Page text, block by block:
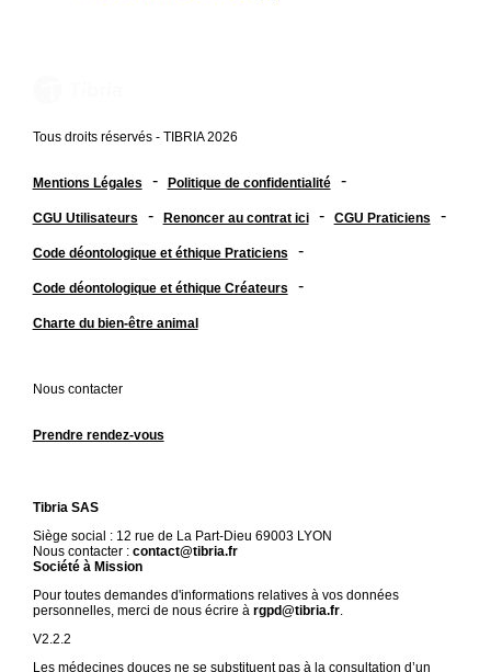
Tous droits réservés - TIBRIA 2026
Mentions Légales - Politique de confidentialité -
CGU Utilisateurs - Renoncer au contrat ici - CGU Praticiens -
Code déontologique et éthique Praticiens -
Code déontologique et éthique Créateurs -
Charte du bien-être animal
Nous contacter
Prendre rendez-vous
Tibria SAS
Siège social : 12 rue de La Part-Dieu 69003 LYON
Nous contacter : contact@tibria.fr
Société à Mission
Pour toutes demandes d'informations relatives à vos données
personnelles, merci de nous écrire à rgpd@tibria.fr.
V2.2.2
Les médecines douces ne se substituent pas à la consultation d’un